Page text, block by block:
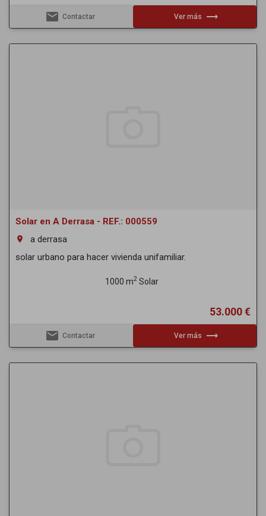
email Contactar Ver más trending_flat
Solar en A Derrasa - REF.: 000559
room
a derrasa
solar urbano para hacer vivienda unifamiliar.
1000 m2Solar
53.000 €
email Contactar Ver más trending_flat